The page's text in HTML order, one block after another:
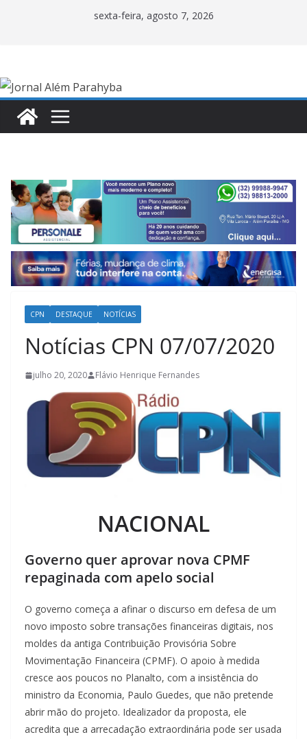
sexta-feira, agosto 7, 2026
CPN DESTAQUE NOTÍCIAS
Notícias CPN 07/07/2020
julho 20, 2020 Flávio Henrique Fernandes
NACIONAL
Governo quer aprovar nova CPMF
repaginada com apelo social
O governo começa a afinar o discurso em defesa de um
novo imposto sobre transações financeiras digitais, nos
moldes da antiga Contribuição Provisória Sobre
Movimentação Financeira (CPMF). O apoio à medida
cresce aos poucos no Planalto, com a insistência do
ministro da Economia, Paulo Guedes, que não pretende
abrir mão do projeto. Idealizador da proposta, ele
acredita que a arrecadação extraordinária pode ser usada